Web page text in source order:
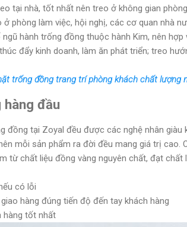
tại nhà, tốt nhất nên treo ở không gian
phòng làm việc, hội nghị, các cơ quan nhà
hành trống đồng thuộc hành Kim, nên
đẩy kinh doanh, làm ăn phát triển; treo
trống đồng trang trí phòng khách chất lượng
hàng đầu
đồng tại Zoyal đều được các nghệ nhân giàu
mỗi sản phẩm ra đời đều mang giá trị cao.
từ chất liệu đồng vàng nguyên chất, đạt chất
có lỗi
hàng đúng tiến độ đến tay khách hàng
hàng tốt nhất